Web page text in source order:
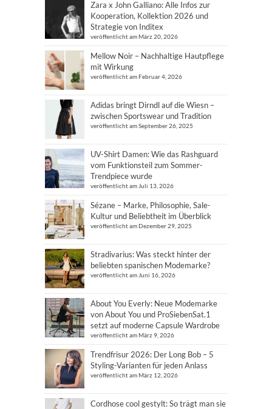
Zara x John Galliano: Alle Infos zur
Kooperation, Kollektion 2026 und
Strategie von Inditex
veröffentlicht am März 20, 2026
Mellow Noir – Nachhaltige Hautpflege
mit Wirkung
veröffentlicht am Februar 4, 2026
Adidas bringt Dirndl auf die Wiesn –
zwischen Sportswear und Tradition
veröffentlicht am September 26, 2025
UV-Shirt Damen: Wie das Rashguard
vom Funktionsteil zum Sommer-
Trendpiece wurde
veröffentlicht am Juli 13, 2026
Sézane – Marke, Philosophie, Sale-
Kultur und Beliebtheit im Überblick
veröffentlicht am Dezember 29, 2025
Stradivarius: Was steckt hinter der
beliebten spanischen Modemarke?
veröffentlicht am Juni 16, 2026
About You Everly: Neue Modemarke
von About You und ProSiebenSat.1
setzt auf moderne Capsule Wardrobe
veröffentlicht am März 9, 2026
Trendfrisur 2026: Der Long Bob – 5
Styling-Varianten für jeden Anlass
veröffentlicht am März 12, 2026
Cordhose cool gestylt: So trägt man sie